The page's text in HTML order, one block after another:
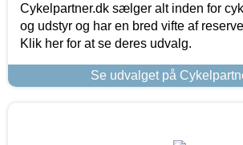
Cykelpartner.dk sælger alt inden for
og udstyr og har en bred vifte af
Klik her for at se deres udvalg.
Se udvalget på